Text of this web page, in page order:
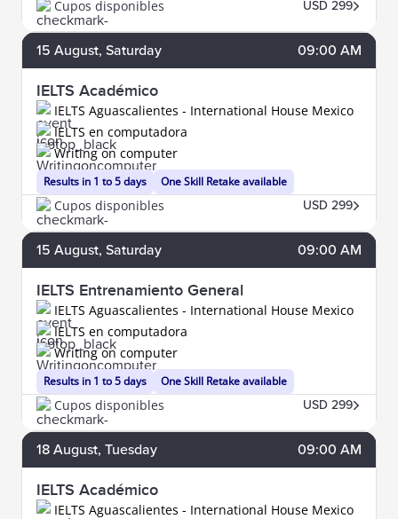
Cupos disponibles USD 299
15 August, Saturday 09:00 AM
IELTS Académico
IELTS Aguascalientes - International House Mexico
Results in 1 to 5 days
IELTS en computadora
Writing on computer
One Skill Retake available
Cupos disponibles USD 299
15 August, Saturday 09:00 AM
IELTS Entrenamiento General
IELTS Aguascalientes - International House Mexico
Results in 1 to 5 days
IELTS en computadora
Writing on computer
One Skill Retake available
Cupos disponibles USD 299
18 August, Tuesday 09:00 AM
IELTS Académico
IELTS Aguascalientes - International House Mexico